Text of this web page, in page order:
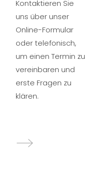
Kontaktieren Sie
uns über unser
Online-Formular
oder telefonisch,
um einen Termin zu
vereinbaren und
erste Fragen zu
klären.